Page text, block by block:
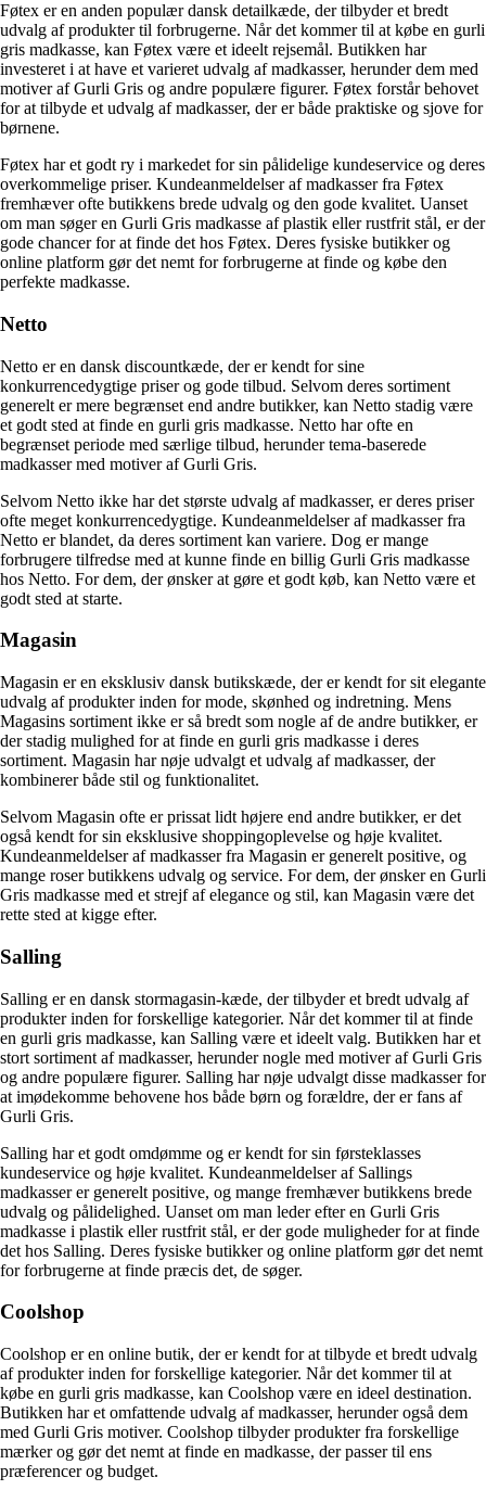
Føtex er en anden populær dansk detailkæde, der tilbyder et bredt
udvalg af produkter til forbrugerne. Når det kommer til at købe en gurli
gris madkasse, kan Føtex være et ideelt rejsemål. Butikken har
investeret i at have et varieret udvalg af madkasser, herunder dem med
motiver af Gurli Gris og andre populære figurer. Føtex forstår behovet
for at tilbyde et udvalg af madkasser, der er både praktiske og sjove for
børnene.
Føtex har et godt ry i markedet for sin pålidelige kundeservice og deres
overkommelige priser. Kundeanmeldelser af madkasser fra Føtex
fremhæver ofte butikkens brede udvalg og den gode kvalitet. Uanset
om man søger en Gurli Gris madkasse af plastik eller rustfrit stål, er der
gode chancer for at finde det hos Føtex. Deres fysiske butikker og
online platform gør det nemt for forbrugerne at finde og købe den
perfekte madkasse.
Netto
Netto er en dansk discountkæde, der er kendt for sine
konkurrencedygtige priser og gode tilbud. Selvom deres sortiment
generelt er mere begrænset end andre butikker, kan Netto stadig være
et godt sted at finde en gurli gris madkasse. Netto har ofte en
begrænset periode med særlige tilbud, herunder tema-baserede
madkasser med motiver af Gurli Gris.
Selvom Netto ikke har det største udvalg af madkasser, er deres priser
ofte meget konkurrencedygtige. Kundeanmeldelser af madkasser fra
Netto er blandet, da deres sortiment kan variere. Dog er mange
forbrugere tilfredse med at kunne finde en billig Gurli Gris madkasse
hos Netto. For dem, der ønsker at gøre et godt køb, kan Netto være et
godt sted at starte.
Magasin
Magasin er en eksklusiv dansk butikskæde, der er kendt for sit elegante
udvalg af produkter inden for mode, skønhed og indretning. Mens
Magasins sortiment ikke er så bredt som nogle af de andre butikker, er
der stadig mulighed for at finde en gurli gris madkasse i deres
sortiment. Magasin har nøje udvalgt et udvalg af madkasser, der
kombinerer både stil og funktionalitet.
Selvom Magasin ofte er prissat lidt højere end andre butikker, er det
også kendt for sin eksklusive shoppingoplevelse og høje kvalitet.
Kundeanmeldelser af madkasser fra Magasin er generelt positive, og
mange roser butikkens udvalg og service. For dem, der ønsker en Gurli
Gris madkasse med et strejf af elegance og stil, kan Magasin være det
rette sted at kigge efter.
Salling
Salling er en dansk stormagasin-kæde, der tilbyder et bredt udvalg af
produkter inden for forskellige kategorier. Når det kommer til at finde
en gurli gris madkasse, kan Salling være et ideelt valg. Butikken har et
stort sortiment af madkasser, herunder nogle med motiver af Gurli Gris
og andre populære figurer. Salling har nøje udvalgt disse madkasser for
at imødekomme behovene hos både børn og forældre, der er fans af
Gurli Gris.
Salling har et godt omdømme og er kendt for sin førsteklasses
kundeservice og høje kvalitet. Kundeanmeldelser af Sallings
madkasser er generelt positive, og mange fremhæver butikkens brede
udvalg og pålidelighed. Uanset om man leder efter en Gurli Gris
madkasse i plastik eller rustfrit stål, er der gode muligheder for at finde
det hos Salling. Deres fysiske butikker og online platform gør det nemt
for forbrugerne at finde præcis det, de søger.
Coolshop
Coolshop er en online butik, der er kendt for at tilbyde et bredt udvalg
af produkter inden for forskellige kategorier. Når det kommer til at
købe en gurli gris madkasse, kan Coolshop være en ideel destination.
Butikken har et omfattende udvalg af madkasser, herunder også dem
med Gurli Gris motiver. Coolshop tilbyder produkter fra forskellige
mærker og gør det nemt at finde en madkasse, der passer til ens
præferencer og budget.